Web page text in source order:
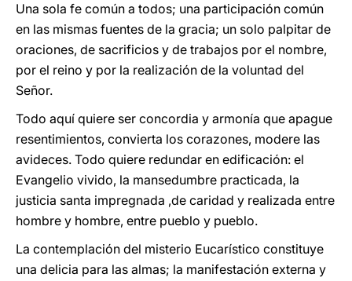
Una sola fe común a todos; una participación común
en las mismas fuentes de la gracia; un solo palpitar de
oraciones, de sacrificios y de trabajos por el nombre,
por el reino y por la realización de la voluntad del
Señor.
Todo aquí quiere ser concordia y armonía que apague
resentimientos, convierta los corazones, modere las
avideces. Todo quiere redundar en edificación: el
Evangelio vivido, la mansedumbre practicada, la
justicia santa impregnada ,de caridad y realizada entre
hombre y hombre, entre pueblo y pueblo.
La contemplación del misterio Eucarístico constituye
una delicia para las almas; la manifestación externa y